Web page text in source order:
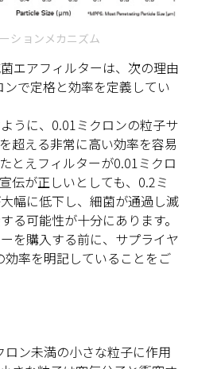
ションメカニズム
エアフィルターは、次の理由
ンで定格と効率を定義してい
うに、0.01ミクロンの粒子サ
超える非常に高い効率を容易
とえフィルターが0.01ミクロ
伝が正しいとしても、0.2ミ
幅に低下し、細菌が通過し滅
る可能性が十分にあります。
を購入する前に、サプライヤ
効率を明記していることをご
ン未満の小さな粒子に作用